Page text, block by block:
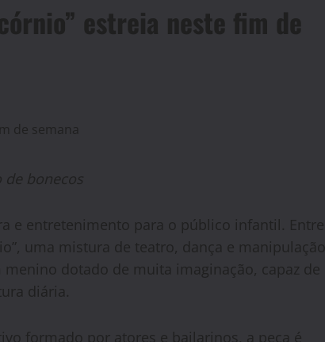
estreia neste fim de
bonecos
e entretenimento para o público infantil. Entre
uma mistura de teatro, dança e manipulação
dotado de muita imaginação, capaz de
diária.
formado por atores e bailarinos, a peça é